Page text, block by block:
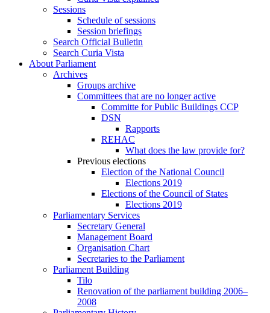
Sessions
Schedule of sessions
Session briefings
Search Official Bulletin
Search Curia Vista
About Parliament
Archives
Groups archive
Committees that are no longer active
Committe for Public Buildings CCP
DSN
Rapports
REHAC
What does the law provide for?
Previous elections
Election of the National Council
Elections 2019
Elections of the Council of States
Elections 2019
Parliamentary Services
Secretary General
Management Board
Organisation Chart
Secretaries to the Parliament
Parliament Building
Tilo
Renovation of the parliament building 2006–
2008